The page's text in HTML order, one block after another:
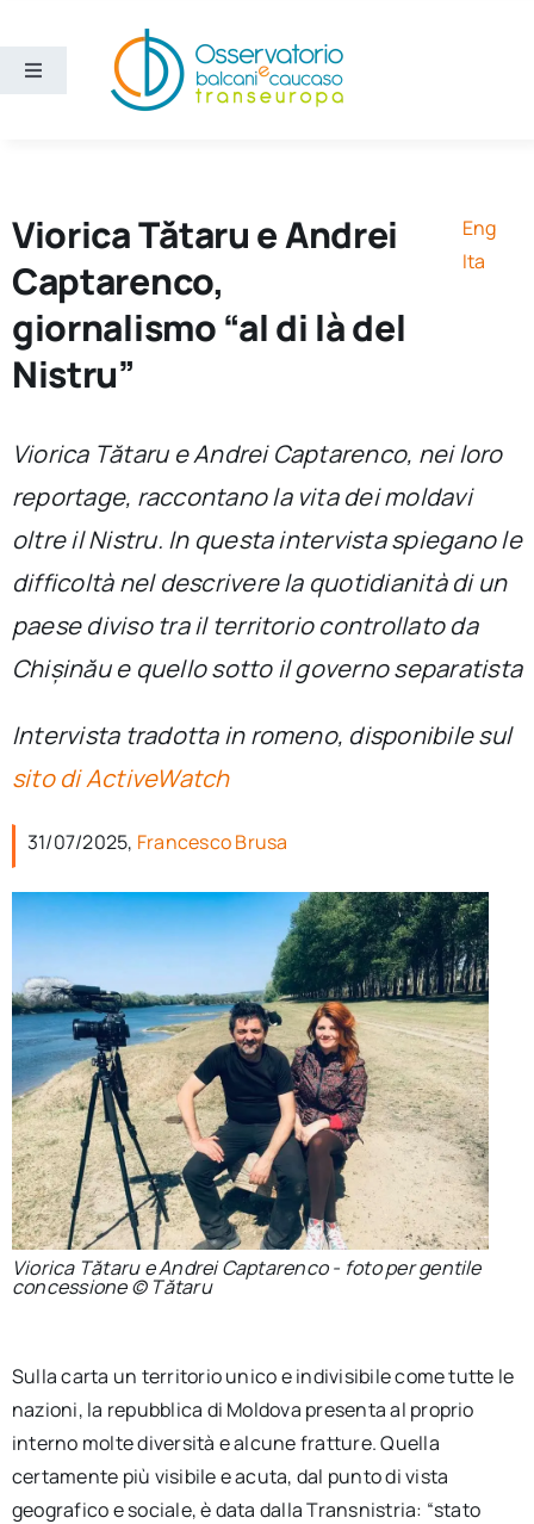
contenuto
Toggle
Ricerca e divulgazione
Sezioni
Chi siamo
Cerca
per:
Newsletter
Viorica Tătaru e Andrei
Captarenco,
giornalismo “al di là del
Nistru”
Eng
Ita
Viorica Tătaru e Andrei Captarenco, nei loro
reportage, raccontano la vita dei moldavi
oltre il Nistru. In questa intervista spiegano le
difficoltà nel descrivere la quotidianità di un
paese diviso tra il territorio controllato da
Chișinău e quello sotto il governo separatista
Intervista tradotta in romeno, disponibile sul
sito di ActiveWatch
31/07/2025, Francesco Brusa
Viorica Tătaru e Andrei Captarenco - foto per gentile
concessione © Tătaru
Sulla carta un territorio unico e indivisibile come tutte le
nazioni, la repubblica di Moldova presenta al proprio
interno molte diversità e alcune fratture. Quella
certamente più visibile e acuta, dal punto di vista
geografico e sociale, è data dalla Transnistria: “stato